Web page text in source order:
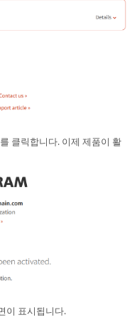
클릭합니다. 이제 제품이 활
이 표시됩니다.